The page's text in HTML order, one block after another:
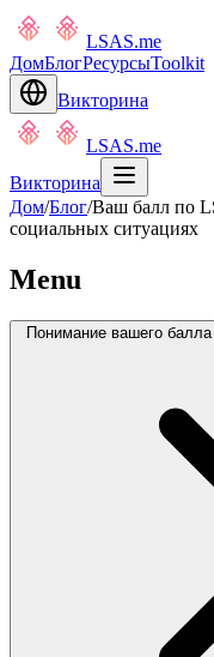
LSAS.me
ДомБлогРесурсыToolkit
Викторина
LSAS.me
Викторина
Дом/Блог/Ваш балл по
социальных ситуациях
Menu
Понимание вашего